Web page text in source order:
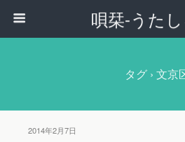
唄栞-うた
タグ › 文京
2014年2月7日